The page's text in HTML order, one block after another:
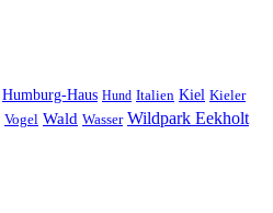
Humburg-Haus Hund Italien Kiel Kieler
Vogel Wald Wasser Wildpark Eekholt